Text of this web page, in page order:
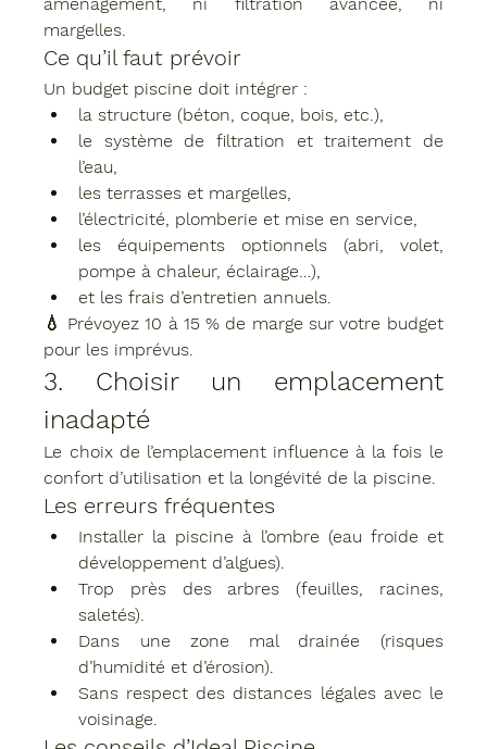
margelles.
Ce qu’il faut prévoir
Un budget piscine doit intégrer :
la structure (béton, coque, bois, etc.),
le système de filtration et traitement de
l’eau,
les terrasses et margelles,
l’électricité, plomberie et mise en service,
les équipements optionnels (abri, volet,
pompe à chaleur, éclairage…),
et les frais d’entretien annuels.
💧 Prévoyez 10 à 15 % de marge sur votre budget
pour les imprévus.
3. Choisir un emplacement
inadapté
Le choix de l’emplacement influence à la fois le
confort d’utilisation et la longévité de la piscine.
Les erreurs fréquentes
Installer la piscine à l’ombre (eau froide et
développement d’algues).
Trop près des arbres (feuilles, racines,
saletés).
Dans une zone mal drainée (risques
d’humidité et d’érosion).
Sans respect des distances légales avec le
voisinage.